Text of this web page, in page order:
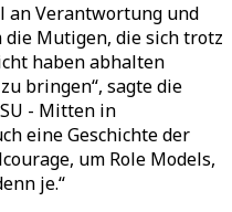
an Verantwortung und
Mutigen, die sich trotz
haben abhalten
bringen“, sagte die
- Mitten in
eine Geschichte der
um Role Models,
je.“